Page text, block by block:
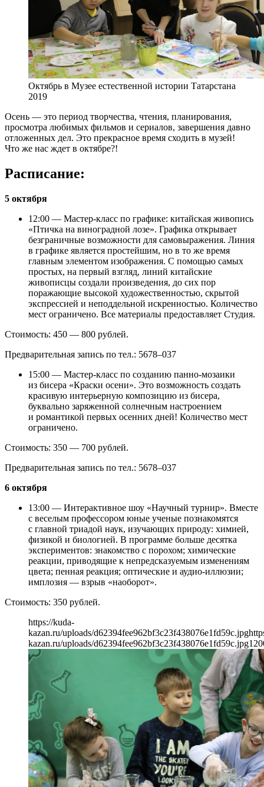
Октябрь в Музее естественной истории Татарстана
2019
Осень — это период творчества, чтения, планирования,
просмотра любимых фильмов и сериалов, завершения давно
отложенных дел. Это прекрасное время сходить в музей!
Что же нас ждет в октябре?!
Расписание:
5 октября
12:00 — Мастер-класс по графике: китайская живопись
«Птичка на виноградной лозе». Графика открывает
безграничные возможности для самовыражения. Линия
в графике является простейшим, но в то же время
главным элементом изображения. С помощью самых
простых, на первый взгляд, линий китайские
живописцы создали произведения, до сих пор
поражающие высокой художественностью, скрытой
экспрессией и неподдельной искренностью. Количество
мест ограничено. Все материалы предоставляет Студия.
Стоимость: 450 — 800 рублей.
Предварительная запись по тел.: 5678–037
15:00 — Мастер-класс по созданию панно-мозаики
из бисера «Краски осени». Это возможность создать
красивую интерьерную композицию из бисера,
буквально заряженной солнечным настроением
и романтикой первых осенних дней! Количество мест
ограничено.
Стоимость: 350 — 700 рублей.
Предварительная запись по тел.: 5678–037
6 октября
13:00 — Интерактивное шоу «Научный турнир». Вместе
с веселым профессором юные ученые познакомятся
с главной триадой наук, изучающих природу: химией,
физикой и биологией. В программе больше десятка
экспериментов: знакомство с порохом; химические
реакции, приводящие к непредсказуемым изменениям
цвета; пенная реакция; оптические и аудио-иллюзии;
имплозия — взрыв «наоборот».
Стоимость: 350 рублей.
https://kuda-
kazan.ru/uploads/d62394fee962bf3c23f438076e1fd59c.jpg
kazan.ru/uploads/d62394fee962bf3c23f438076e1fd59c.jpg